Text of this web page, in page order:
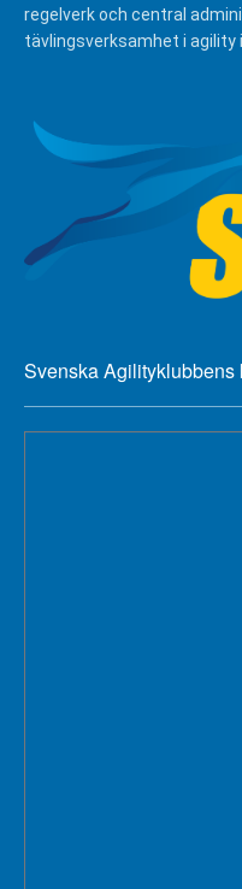
regelverk och central
tävlingsverksamhet i agility
Svenska Agilityklubbens